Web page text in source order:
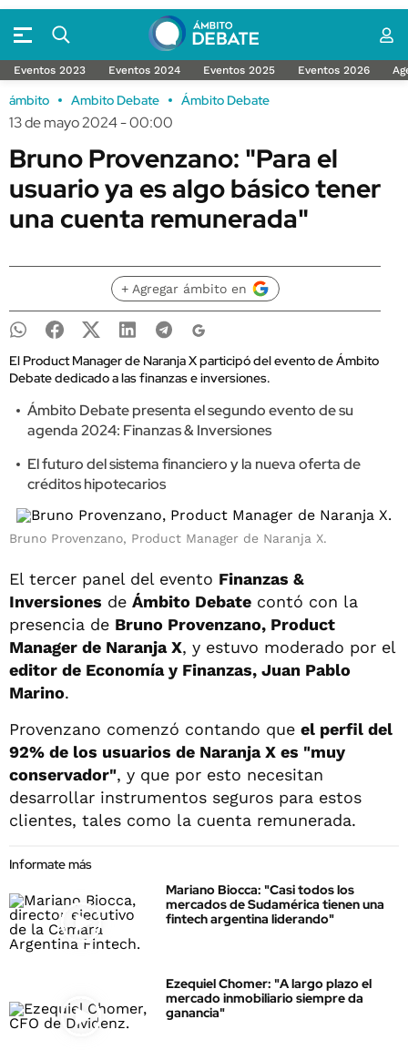
Eventos 2023 Eventos 2024 Eventos 2025 Eventos 2026
ámbito Ambito Debate Ámbito Debate
13 de mayo 2024 - 00:00
Bruno Provenzano: "Para el
usuario ya es algo básico tener
una cuenta remunerada"
+ Agregar ámbito en
El Product Manager de Naranja X participó del evento de Ámbito
Debate dedicado a las finanzas e inversiones.
Ámbito Debate presenta el segundo evento de su
agenda 2024: Finanzas & Inversiones
El futuro del sistema financiero y la nueva oferta de
créditos hipotecarios
Bruno Provenzano, Product Manager de Naranja X.
El tercer panel del evento Finanzas &
Inversiones de Ámbito Debate contó con la
presencia de Bruno Provenzano, Product
Manager de Naranja X, y estuvo moderado por el
editor de Economía y Finanzas, Juan Pablo
Marino.
Provenzano comenzó contando que el perfil del
92% de los usuarios de Naranja X es "muy
conservador", y que por esto necesitan
desarrollar instrumentos seguros para estos
clientes, tales como la cuenta remunerada.
Informate más
Mariano Biocca: "Casi todos los
mercados de Sudamérica tienen una
fintech argentina liderando"
Ezequiel Chomer: "A largo plazo el
mercado inmobiliario siempre da
ganancia"